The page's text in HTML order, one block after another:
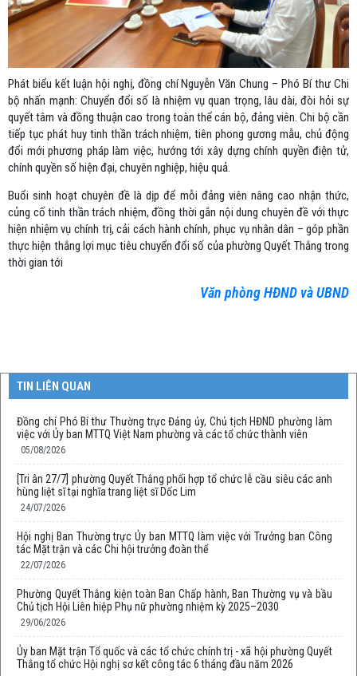
Phát biểu kết luận hội nghị, đồng chí Nguyễn Văn Chung – Phó Bí thư Chi
bộ nhấn mạnh: Chuyển đổi số là nhiệm vụ quan trọng, lâu dài, đòi hỏi sự
quyết tâm và đồng thuận cao trong toàn thể cán bộ, đảng viên. Chi bộ cần
tiếp tục phát huy tinh thần trách nhiệm, tiên phong gương mẫu, chủ động
đổi mới phương pháp làm việc, hướng tới xây dựng chính quyền điện tử,
chính quyền số hiện đại, chuyên nghiệp, hiệu quả.
Buổi sinh hoạt chuyên đề là dịp để mỗi đảng viên nâng cao nhận thức,
củng cố tinh thần trách nhiệm, đồng thời gắn nội dung chuyên đề với thực
hiện nhiệm vụ chính trị, cải cách hành chính, phục vụ nhân dân – góp phần
thực hiện thắng lợi mục tiêu chuyển đổi số của phường Quyết Thắng trong
thời gian tới
Văn phòng HĐND và UBND
TIN LIÊN QUAN
Đồng chí Phó Bí thư Thường trực Đảng ủy, Chủ tịch HĐND phường làm
việc với Ủy ban MTTQ Việt Nam phường và các tổ chức thành viên
05/08/2026
[Tri ân 27/7] phường Quyết Thắng phối hợp tổ chức lễ cầu siêu các anh
hùng liệt sĩ tại nghĩa trang liệt sĩ Dốc Lim
24/07/2026
Hội nghị Ban Thường trực Ủy ban MTTQ làm việc với Trưởng ban Công
tác Mặt trận và các Chi hội trưởng đoàn thể
22/07/2026
Phường Quyết Thắng kiện toàn Ban Chấp hành, Ban Thường vụ và bầu
Chủ tịch Hội Liên hiệp Phụ nữ phường nhiệm kỳ 2025–2030
29/06/2026
Ủy ban Mặt trận Tổ quốc và các tổ chức chính trị - xã hội phường Quyết
Thắng tổ chức Hội nghị sơ kết công tác 6 tháng đầu năm 2026